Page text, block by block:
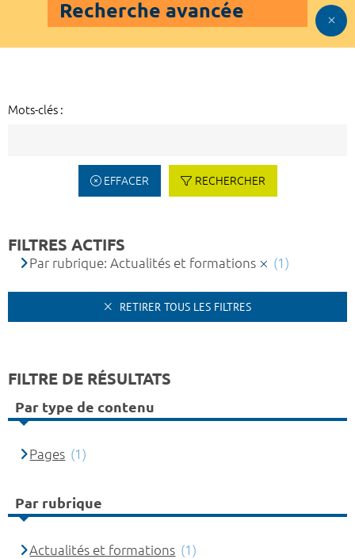
Recherche avancée
Mots-clés :
EFFACER RECHERCHER
FILTRES ACTIFS
Par rubrique: Actualités et formations (1)
RETIRER TOUS LES FILTRES
FILTRE DE RÉSULTATS
Par type de contenu
Pages (1)
Par rubrique
Actualités et formations (1)